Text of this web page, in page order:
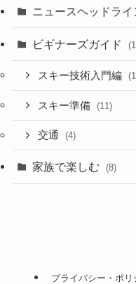
ニュースヘッドライ
ビギナーズガイド
スキー技術入門編
スキー準備 (11)
交通 (4)
家族で楽しむ (8)
プライバシー・ポリ